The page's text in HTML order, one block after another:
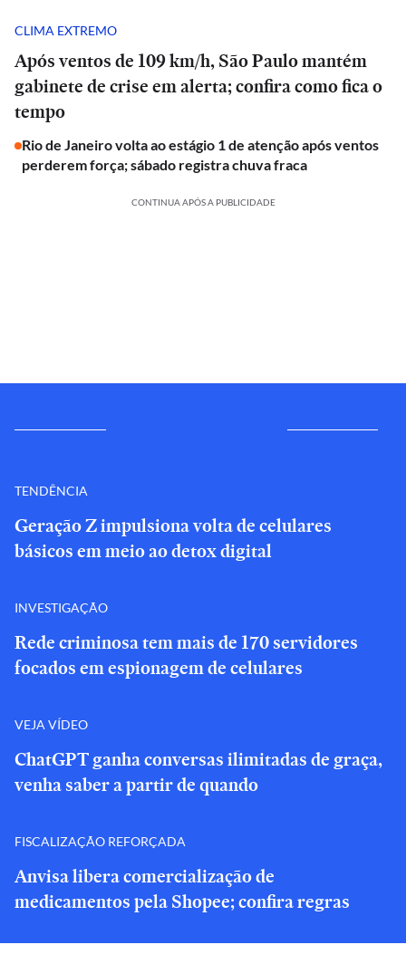
CLIMA EXTREMO
Após ventos de 109 km/h, São Paulo mantém
gabinete de crise em alerta; confira como fica o
tempo
Rio de Janeiro volta ao estágio 1 de atenção após ventos
perderem força; sábado registra chuva fraca
CONTINUA APÓS A PUBLICIDADE
TENDÊNCIA
Geração Z impulsiona volta de celulares
básicos em meio ao detox digital
INVESTIGAÇÃO
Rede criminosa tem mais de 170 servidores
focados em espionagem de celulares
VEJA VÍDEO
ChatGPT ganha conversas ilimitadas de graça,
venha saber a partir de quando
FISCALIZAÇÃO REFORÇADA
Anvisa libera comercialização de
medicamentos pela Shopee; confira regras